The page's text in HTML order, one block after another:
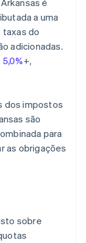
é
a uma
taxas do
adicionadas.
5,0%+,
dos impostos
são
para
as obrigações
sobre